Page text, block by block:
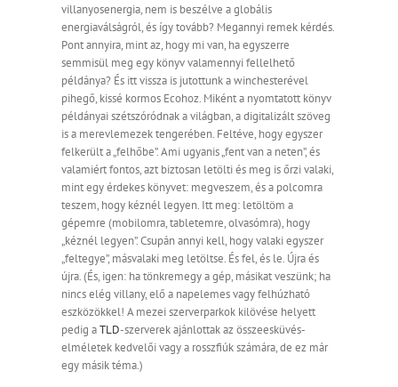
villanyosenergia, nem is beszélve a globális
energiaválságról, és így tovább? Megannyi remek kérdés.
Pont annyira, mint az, hogy mi van, ha egyszerre
semmisül meg egy könyv valamennyi fellelhető
példánya? És itt vissza is jutottunk a winchesterével
pihegő, kissé kormos Ecohoz. Miként a nyomtatott könyv
példányai szétszóródnak a világban, a digitalizált szöveg
is a merevlemezek tengerében. Feltéve, hogy egyszer
felkerült a „felhőbe”. Ami ugyanis „fent van a neten”, és
valamiért fontos, azt biztosan letölti és meg is őrzi valaki,
mint egy érdekes könyvet: megveszem, és a polcomra
teszem, hogy kéznél legyen. Itt meg: letöltöm a
gépemre (mobilomra, tabletemre, olvasómra), hogy
„kéznél legyen”. Csupán annyi kell, hogy valaki egyszer
„feltegye”, másvalaki meg letöltse. És fel, és le. Újra és
újra. (És, igen: ha tönkremegy a gép, másikat veszünk; ha
nincs elég villany, elő a napelemes vagy felhúzható
eszközökkel! A mezei szerverparkok kilövése helyett
pedig aTLD-szerverek ajánlottak az összeesküvés-
elméletek kedvelői vagy a rosszfiúk számára, de ez már
egy másik téma.)